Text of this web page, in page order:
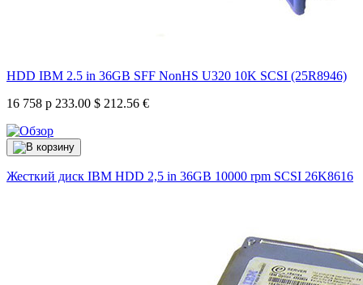
HDD IBM 2.5 in 36GB SFF NonHS U320 10K SCSI (25R8946)
16 758 р 233.00 $ 212.56 €
Жесткий диск IBM HDD 2,5 in 36GB 10000 rpm SCSI 26K8616